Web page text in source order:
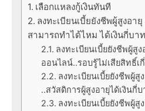
เลือกแหลงกู้เงินทันที
ลงทะเบียนเบี้ยยังชีพผู้สูงอา
สามารถทำได้ไหม ได้เงินกี่บาท
ลงทะเบียนเบี้ยยังชีพผู้สู
ออนไลน์..รอบรู้ไม่เสียสิทธิ์เ
ลงทะเบียนเบี้ยยังชีพผู้
..สวัสดิการผู้สูงอายุได้เงินกี่บ
ลงทะเบียนเบี้ยยังชีพผู้